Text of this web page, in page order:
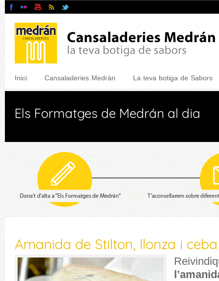
Inici Cansaladeries Medrán La teva botiga de Sabors
Els Formatges de Medrán al dia
Amanida de Stilton, llonza i ceba